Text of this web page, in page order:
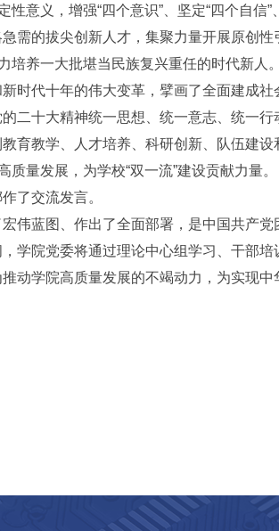
意义，增强“四个意识”、坚定“四个自信”
需的拔尖创新人才，集聚力量开展原创性
培养一大批堪当民族复兴重任的时代新人。
时代十年的伟大变革，擘画了全面建成社
二十大精神统一思想、统一意志、统一行
育教学、人才培养、科研创新、队伍建设
量发展，为学校“双一流”建设贡献力量。
了交流发言。
伟蓝图、作出了全面部署，是中国共产党
学院党委将通过理论中心组学习、干部培
动学院高质量发展的不竭动力，为实现